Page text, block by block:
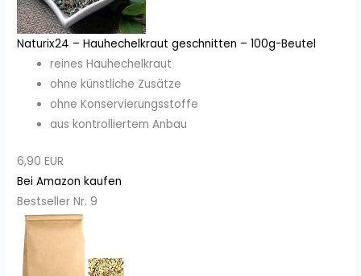
Naturix24 – Hauhechelkraut geschnitten – 100g-Beutel
reines Hauhechelkraut
ohne künstliche Zusätze
ohne Konservierungsstoffe
aus kontrolliertem Anbau
6,90 EUR
Bei Amazon kaufen
Bestseller Nr. 9